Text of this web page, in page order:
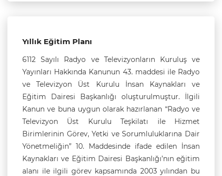
Yıllık Eğitim Planı
6112 Sayılı Radyo ve Televizyonların Kuruluş ve
Yayınları Hakkında Kanunun 43. maddesi ile Radyo
ve Televizyon Üst Kurulu İnsan Kaynakları ve
Eğitim Dairesi Başkanlığı oluşturulmuştur. İlgili
Kanun ve buna uygun olarak hazırlanan “Radyo ve
Televizyon Üst Kurulu Teşkilatı ile Hizmet
Birimlerinin Görev, Yetki ve Sorumluluklarına Dair
Yönetmeliğin” 10. Maddesinde ifade edilen İnsan
Kaynakları ve Eğitim Dairesi Başkanlığı’nın eğitim
alanı ile ilgili görev kapsamında 2003 yılından bu